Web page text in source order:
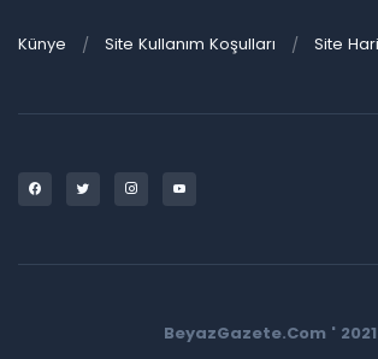
Künye Site Kullanım Koşulları Site
BeyazGazete.Com ' 2021